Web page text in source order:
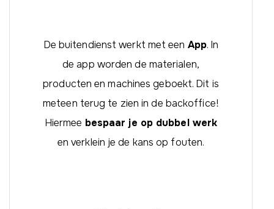
De buitendienst werkt met een App. In
de app worden de materialen,
producten en machines geboekt. Dit is
meteen terug te zien in de backoffice!
Hiermee bespaar je op dubbel werk
en verklein je de kans op fouten.